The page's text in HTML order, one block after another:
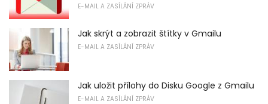
E-MAIL A ZASÍLÁNÍ ZPRÁV
Jak skrýt a zobrazit štítky v Gmailu
E-MAIL A ZASÍLÁNÍ ZPRÁV
Jak uložit přílohy do Disku Google z Gmailu
E-MAIL A ZASÍLÁNÍ ZPRÁV